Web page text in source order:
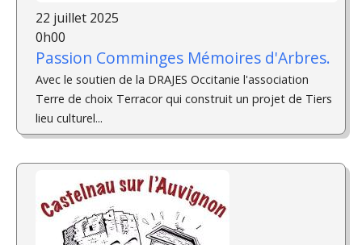
22 juillet 2025
0h00
Passion Comminges Mémoires d'Arbres.
Avec le soutien de la DRAJES Occitanie l'association
Terre de choix Terracor qui construit un projet de Tiers
lieu culturel...